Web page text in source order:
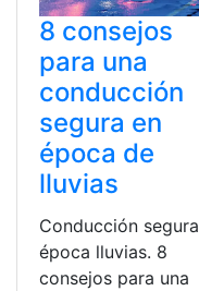
8 consejos
para una
conducción
segura en
época de
lluvias
Conducción segura
época lluvias. 8
consejos para una